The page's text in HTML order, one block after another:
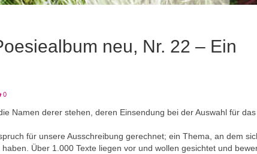
neu, Nr. 22 – Ein
0
Namen derer stehen, deren Einsendung bei der Auswahl für
für unsere Ausschreibung gerechnet; ein Thema, an dem
Über 1.000 Texte liegen vor und wollen gesichtet und